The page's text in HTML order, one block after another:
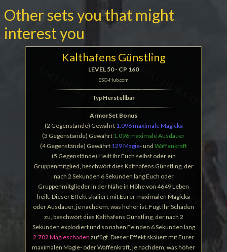
Other sets you that might
interest you
Kalthafens Günstling
LEVEL 50 - CP 160
ESO-Hub.com
Typ Herstellbar
ArmorSet Bonus
(2 Gegenstände) Gewährt 1.096 maximale Magicka
(3 Gegenstände) Gewährt 1.096 maximale Ausdauer
(4 Gegenstände) Gewährt 129 Magie- und Waffenkraft
(5 Gegenstände) Heilt Ihr Euch selbst oder ein
Gruppenmitglied, beschwört dies Kalthafens Günstling, der
nach 2 Sekunden 6 Sekunden lang Euch oder
Gruppenmitglieder in der Nähe in Höhe von 4649 Leben
heilt. Dieser Effekt skaliert mit Eurer maximalen Magicka
oder Ausdauer, je nachdem, was höher ist. Fügt Ihr Schaden
zu, beschwört dies Kalthafens Günstling, der nach 2
Sekunden explodiert und so nahen Feinden 6 Sekunden lang
2.702 Magieschaden zufügt. Dieser Effekt skaliert mit Eurer
maximalen Magie- oder Waffenkraft, je nachdem, was höher